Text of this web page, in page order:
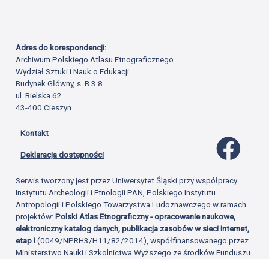
Adres do korespondencji:
Archiwum Polskiego Atlasu Etnograficznego
Wydział Sztuki i Nauk o Edukacji
Budynek Główny, s. B.3.8
ul. Bielska 62
43-400 Cieszyn
Kontakt
Deklaracja dostępności
Serwis tworzony jest przez Uniwersytet Śląski przy współpracy
Instytutu Archeologii i Etnologii PAN, Polskiego Instytutu
Antropologii i Polskiego Towarzystwa Ludoznawczego w ramach
projektów:Polski Atlas Etnograficzny - opracowanie naukowe,
elektroniczny katalog danych, publikacja zasobów w sieci Internet,
etap I(0049/NPRH3/H11/82/2014), współfinansowanego przez
Ministerstwo Nauki i Szkolnictwa Wyższego ze środków Funduszu